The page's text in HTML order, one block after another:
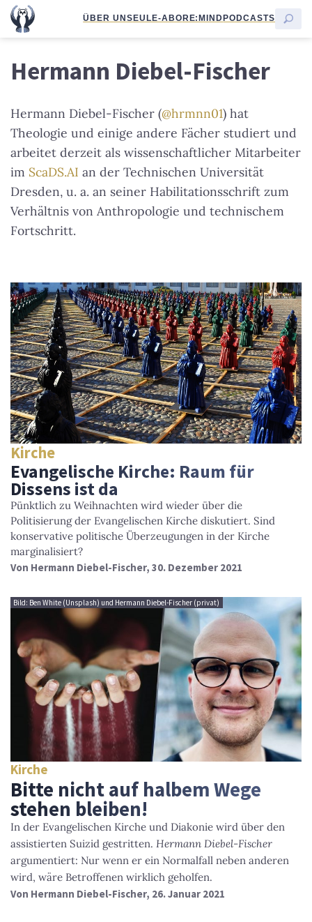
ÜBER UNSEULE-ABORE:MINDPODCASTS
Hermann Diebel-Fischer
Hermann Diebel-Fischer (@hrmnn01) hat
Theologie und einige andere Fächer studiert und
arbeitet derzeit als wissenschaftlicher Mitarbeiter
im ScaDS.AI an der Technischen Universität
Dresden, u. a. an seiner Habilitationsschrift zum
Verhältnis von Anthropologie und technischem
Fortschritt.
Kirche
Evangelische Kirche: Raum für
Dissens ist da
Pünktlich zu Weihnachten wird wieder über die
Politisierung der Evangelischen Kirche diskutiert. Sind
konservative politische Überzeugungen in der Kirche
marginalisiert?
Von Hermann Diebel-Fischer, 30. Dezember 2021
Bild: Ben White (Unsplash) und Hermann Diebel-Fischer (privat)
Kirche
Bitte nicht auf halbem Wege
stehen bleiben!
In der Evangelischen Kirche und Diakonie wird über den
assistierten Suizid gestritten. Hermann Diebel-Fischer
argumentiert: Nur wenn er ein Normalfall neben anderen
wird, wäre Betroffenen wirklich geholfen.
Von Hermann Diebel-Fischer, 26. Januar 2021